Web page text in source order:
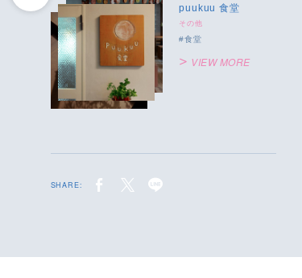
puukuu 食堂
その他
食堂
VIEW MORE
SHARE: